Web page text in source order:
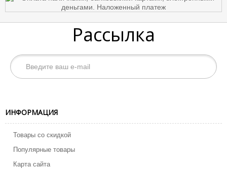
Рассылка
ИНФОРМАЦИЯ
Товары со скидкой
Популярные товары
Карта сайта